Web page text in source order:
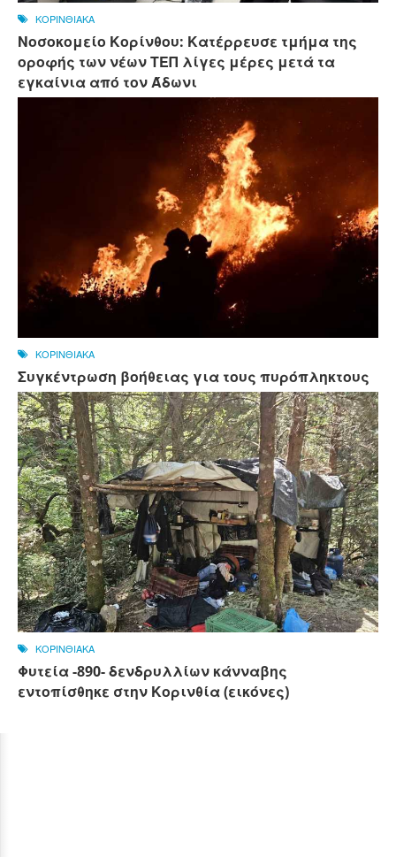
ΚΟΡΙΝΘΙΑΚΑ
Νοσοκομείο Κορίνθου: Κατέρρευσε τμήμα της
οροφής των νέων ΤΕΠ λίγες μέρες μετά τα
εγκαίνια από τον Άδωνι
ΚΟΡΙΝΘΙΑΚΑ
Συγκέντρωση βοήθειας για τους πυρόπληκτους
ΚΟΡΙΝΘΙΑΚΑ
Φυτεία -890- δενδρυλλίων κάνναβης
εντοπίσθηκε στην Κορινθία (εικόνες)